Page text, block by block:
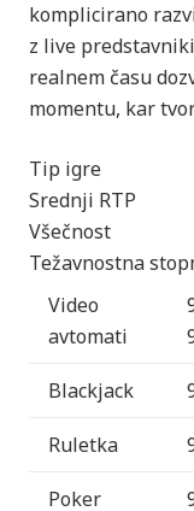
komplicirano
z live
realnem času
momentu, kar
Tip igre
Srednji RTP
Všečnost
Težavnostna
Video
avtomati
Blackjack
Ruletka
Poker